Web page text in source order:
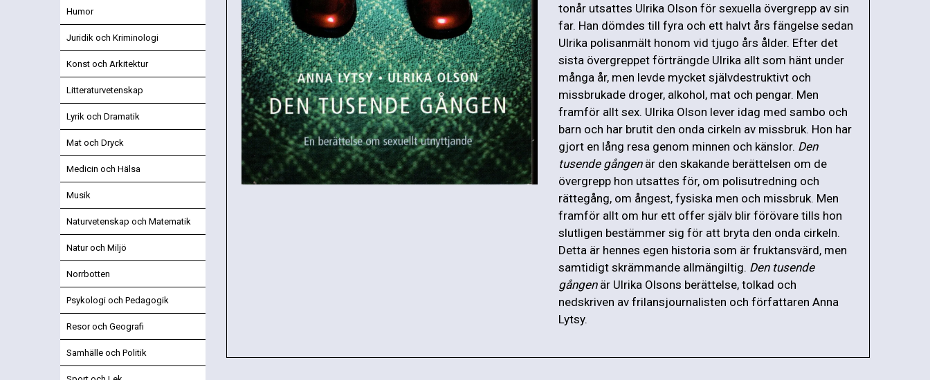
Humor
Juridik och Kriminologi
Konst och Arkitektur
Litteraturvetenskap
Lyrik och Dramatik
Mat och Dryck
Medicin och Hälsa
Musik
Naturvetenskap och Matematik
Natur och Miljö
Norrbotten
Psykologi och Pedagogik
Resor och Geografi
Samhälle och Politik
tonår utsattes Ulrika Olson för sexuella övergrepp av sin
far. Han dömdes till fyra och ett halvt års fängelse sedan
Ulrika polisanmält honom vid tjugo års ålder. Efter det
sista övergreppet förträngde Ulrika allt som hänt under
många år, men levde mycket självdestruktivt och
missbrukade droger, alkohol, mat och pengar. Men
framför allt sex. Ulrika Olson lever idag med sambo och
barn och har brutit den onda cirkeln av missbruk. Hon har
gjort en lång resa genom minnen och känslor. Den
tusende gångenär den skakande berättelsen om de
övergrepp hon utsattes för, om polisutredning och
rättegång, om ångest, fysiska men och missbruk. Men
framför allt om hur ett offer själv blir förövare tills hon
slutligen bestämmer sig för att bryta den onda cirkeln.
Detta är hennes egen historia som är fruktansvärd, men
samtidigt skrämmande allmängiltig. Den tusende
gångenär Ulrika Olsons berättelse, tolkad och
nedskriven av frilansjournalisten och författaren Anna
Lytsy.